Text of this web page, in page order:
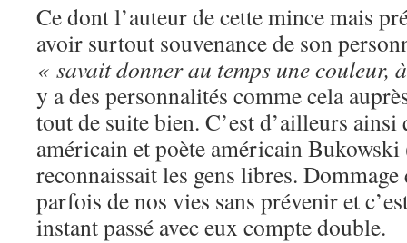
Ce dont l’auteur de cette mince mais
avoir surtout souvenance de son
« savait donner au temps une couleur,
y a des personnalités comme cela
tout de suite bien. C’est d’ailleurs
américain et poète américain
reconnaissait les gens libres.
parfois de nos vies sans prévenir et
instant passé avec eux compte double.